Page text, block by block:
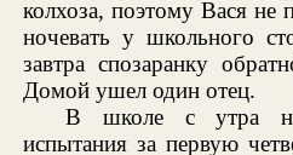
колхоза, поэтому Вася не
ночевать у школьного
завтра спозаранку
Домой ушел один отец.
В школе с утра
испытания за первую